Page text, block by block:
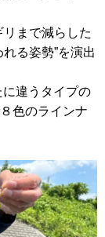
まで減らした
る姿勢”を演出
違うタイプの
色のラインナ